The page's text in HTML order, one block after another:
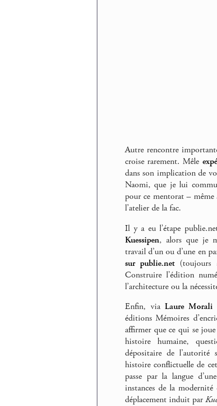
Autre rencontre
croise rarement. Mêle
dans son implication de
Naomi, que je lui
pour ce mentorat – même
l’atelier de la fac.
Il y a eu l’étape
Kuessipen, alors que je
travail d’un ou d’une en
sur publie.net(toujours
Construire l’édition
l’architecture ou la
Enfin, viaLaure Morali
éditions Mémoires
affirmer que ce qui se
histoire humaine,
dépositaire de
histoire conflictuelle de
passe par la langue
instances de la
déplacement induit par